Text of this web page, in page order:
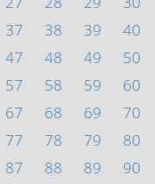
37 38 39
40
47 48 49
50
57 58 59
60
67 68 69
70
77 78 79
80
87 88 89
90